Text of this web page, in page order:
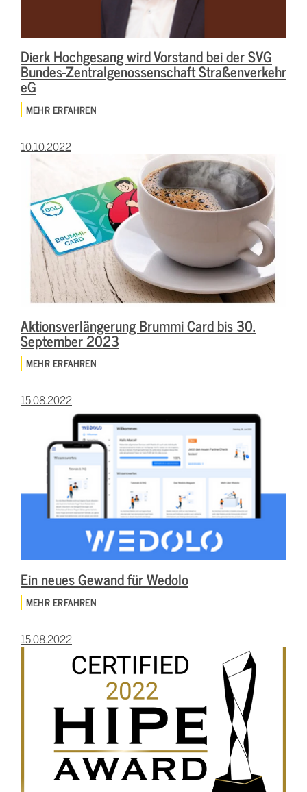
Dierk Hochgesang wird Vorstand bei der SVG
Bundes-Zentralgenossenschaft Straßenverkehr
eG
MEHR ERFAHREN
10.10.2022
Aktionsverlängerung Brummi Card bis 30.
September 2023
MEHR ERFAHREN
15.08.2022
Ein neues Gewand für Wedolo
MEHR ERFAHREN
15.08.2022